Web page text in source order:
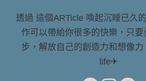
透過 這個ARTicle 喚起沉睡已久
作可以帶給你很多的快樂，只
步，解放自己的創造力和想像力
life✈